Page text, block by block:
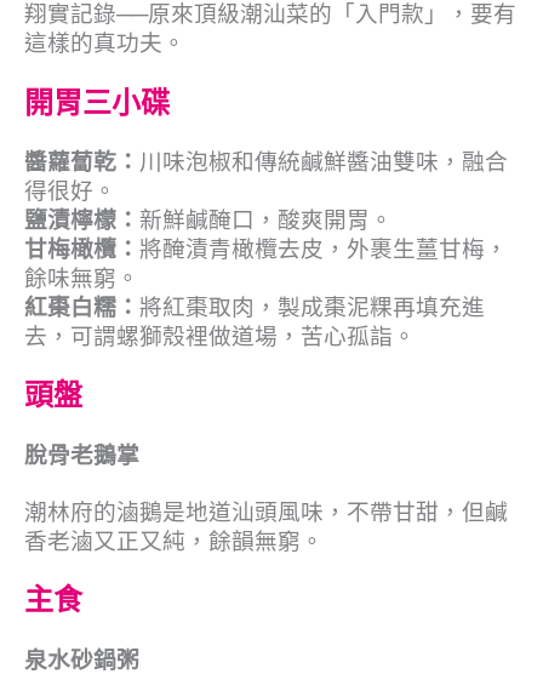
翔實記錄──原來頂級潮汕菜的「入門款」，要有
這樣的真功夫。
開胃三小碟
醬蘿蔔乾： 川味泡椒和傳統鹹鮮醬油雙味，融合
得很好。
鹽漬檸檬： 新鮮鹹醃口，酸爽開胃。
甘梅橄欖： 將醃漬青橄欖去皮，外裹生薑甘梅，
餘味無窮。
紅棗白糯： 將紅棗取肉，製成棗泥粿再填充進
去，可謂螺獅殼裡做道場，苦心孤詣。
頭盤
脫骨老鵝掌
潮林府的滷鵝是地道汕頭風味，不帶甘甜，但鹹
香老滷又正又純，餘韻無窮。
主食
泉水砂鍋粥